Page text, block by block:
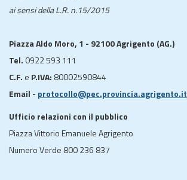
ai sensi della L.R. n.15/2015
Piazza Aldo Moro, 1 - 92100 Agrigento (AG.)
Tel. 0922 593 111
C.F. e P.IVA: 80002590844
Email - protocollo@pec.provincia.agrigento.it
Ufficio relazioni con il pubblico
Piazza Vittorio Emanuele Agrigento
Numero Verde 800 236 837